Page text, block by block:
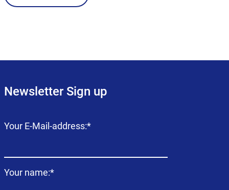
Newsletter Sign up
Campo
Your E-Mail-address:*
Campo
Your name:*